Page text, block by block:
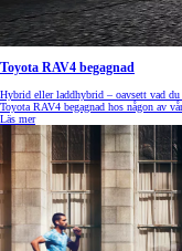
Toyota RAV4 begagnad
Hybrid eller laddhybrid – oavsett vad
Toyota RAV4 begagnad hos någon av
Läs mer